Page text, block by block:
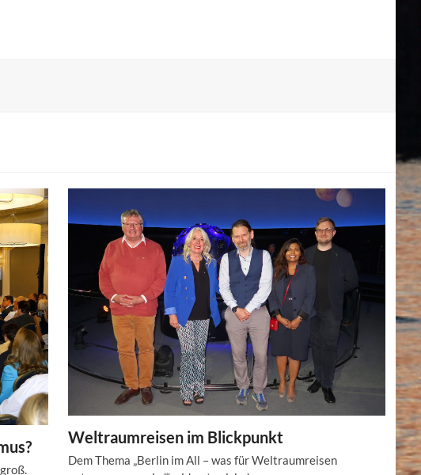
Weltraumreisen im Blickpunkt
Dem Thema „Berlin im All – was für Weltraumreisen